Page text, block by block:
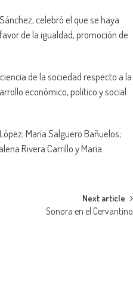
celebró el que se haya
de la igualdad, promoción de
de la sociedad respecto a la
económico, político y social
María Salguero Bañuelos;
Rivera Carrillo y María
Next article
Sonora en el Cervantino